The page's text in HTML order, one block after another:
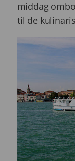
middag
til de